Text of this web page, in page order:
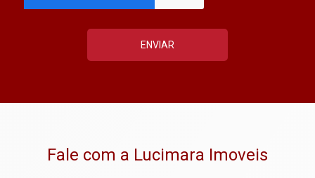
ENVIAR
Fale com a Lucimara Imoveis